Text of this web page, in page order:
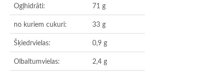
Ogļhidrāti:
71 g
no kuriem cukuri:
33 g
Šķiedrvielas:
0,9 g
Olbaltumvielas:
2,4 g